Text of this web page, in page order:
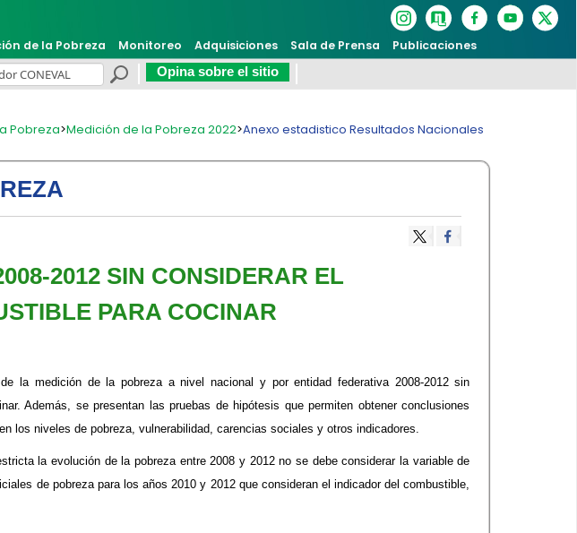
de la Pobreza Monitoreo Adquisiciones Sala de Prensa Publicaciones
Opina sobre el sitio
Pobreza>Medición de la Pobreza 2022>Anexo estadistico Resultados Nacionales
2012 SIN CONSIDERAR EL
PARA COCINAR
la medición de la pobreza a nivel nacional y por entidad federativa 2008-2012 sin
Además, se presentan las pruebas de hipótesis que permiten obtener conclusiones
los niveles de pobreza, vulnerabilidad, carencias sociales y otros indicadores.
la evolución de la pobreza entre 2008 y 2012 no se debe considerar la variable de
de pobreza para los años 2010 y 2012 que consideran el indicador del combustible,